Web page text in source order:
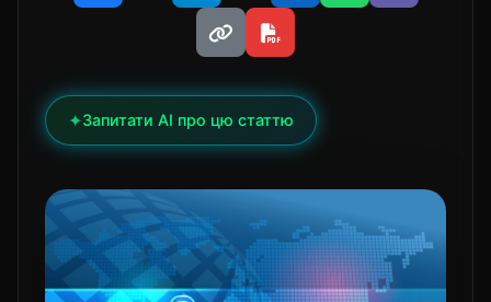
✦Запитати AI про цю статтю